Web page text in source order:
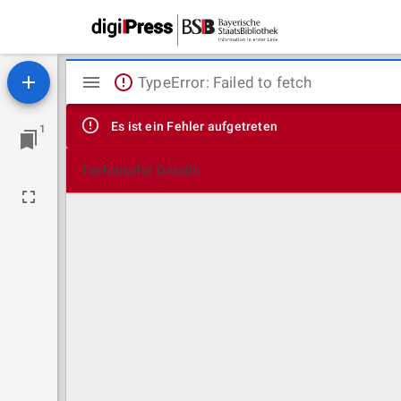
1
Mirador
Viewer
TypeError: Failed to fetch
Es ist ein Fehler aufgetreten
Technische Details